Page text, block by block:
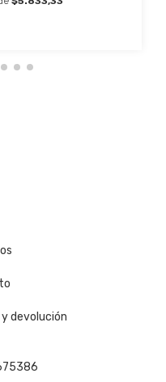
devolución